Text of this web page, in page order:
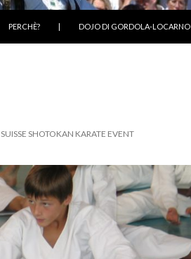
PERCHÈ? | DOJO DI GORDOLA-LOCARNO
SUISSE SHOTOKAN KARATE EVENT